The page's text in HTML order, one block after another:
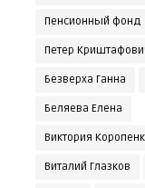
Пенсионный фонд
Петер
Безверха Ганна
Беляева Елена
Виктория
Виталий Глазков